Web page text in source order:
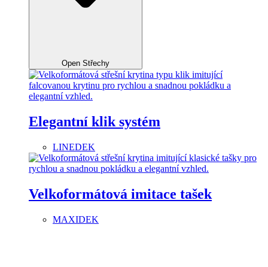
Open Střechy
Elegantní klik systém
LINEDEK
Velkoformátová imitace tašek
MAXIDEK